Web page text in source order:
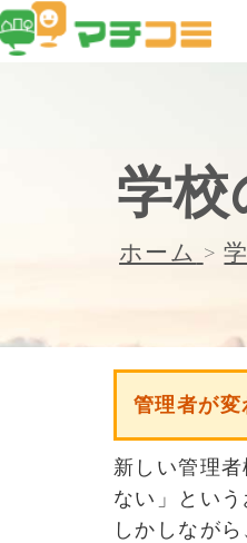
学校
ホーム >
管理者が変
新しい管理
ない」とい
しかしなが